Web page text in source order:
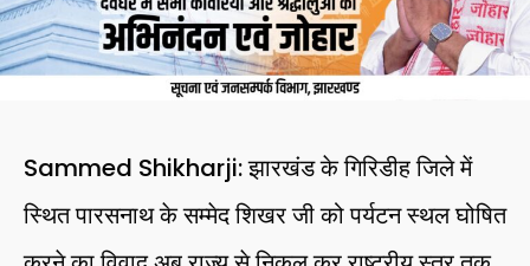
Sammed Shikharji: झारखंड के गिरिडीह जिले में
स्थित पारसनाथ के सम्मेद शिखर जी को पर्यटन स्थल घोषित